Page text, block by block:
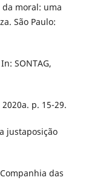
da moral: uma
São Paulo:
SONTAG,
p. 15-29.
justaposição
das